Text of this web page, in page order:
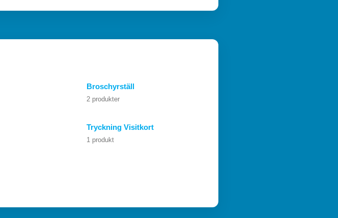
Broschyrställ
2 produkter
Tryckning Visitkort
1 produkt